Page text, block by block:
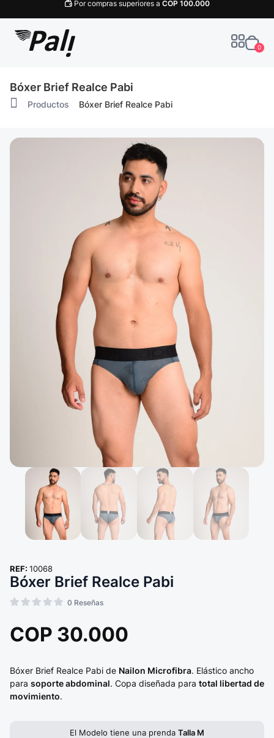
Por compras superiores a COP100.000
0
Bóxer Brief Realce Pabi
Productos Bóxer Brief Realce Pabi
REF: 10068
Bóxer Brief Realce Pabi
0 Reseñas
COP 30.000
Bóxer Brief Realce Pabi de Nailon Microfibra. Elástico ancho
para soporte abdominal. Copa diseñada para total libertad de
movimiento.
El Modelo tiene una prenda Talla M